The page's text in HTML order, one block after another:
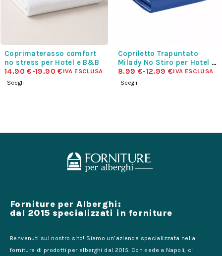
Coprimaterasso comfort
no stress per Hotel e B&B
14.90€-19.90€ IVA ESCLUSA
Scegli
Copriletto Trapuntato
Milady No Stiro per Hotel e
Beb
8.99 €-12.99 €IVA ESCLUSA
Scegli
Forniture per Alberghi:
dal 2015 specializzati in forniture
Benvenuti sul nostro sito! Siamo un’azienda specializzata nella
fornitura di prodotti per alberghi dal 2015. Con sede a Napoli, ci